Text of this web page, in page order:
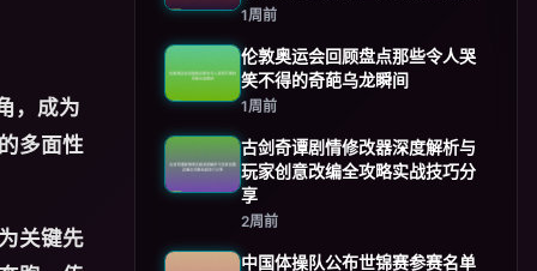
，成为
多面性
关键先
1周前
伦敦奥运会回顾盘点那些令人哭
笑不得的奇葩乌龙瞬间
1周前
古剑奇谭剧情修改器深度解析与
玩家创意改编全攻略实战技巧分
享
2周前
中国体操队公布世锦赛参赛名单